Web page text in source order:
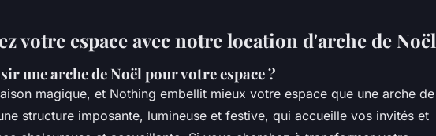
avec notre
votre espace avec notre location d'arche de Noël
une arche de Noël pour votre espace ?
magique, et Nothing embellit mieux votre espace que une arche de
structure imposante, lumineuse et festive, qui accueille vos invités et